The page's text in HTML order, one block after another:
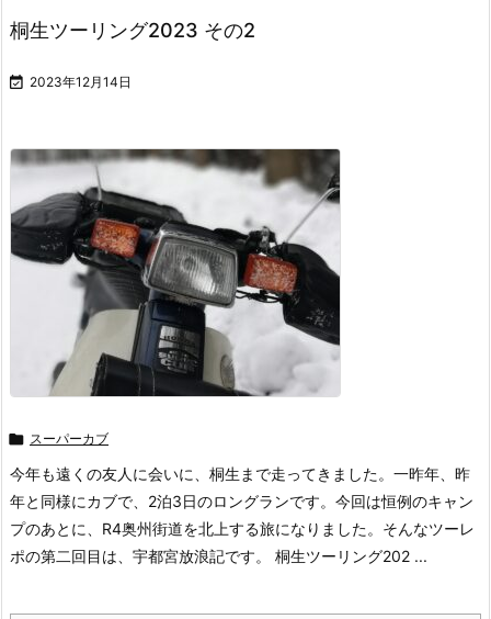
桐生ツーリング2023 その2
 2023年12月14日
 スーパーカブ
今年も遠くの友人に会いに、桐生まで走ってきました。一昨年、昨
年と同様にカブで、2泊3日のロングランです。今回は恒例のキャン
プのあとに、R4奥州街道を北上する旅になりました。そんなツーレ
ポの第二回目は、宇都宮放浪記です。 桐生ツーリング202 ...